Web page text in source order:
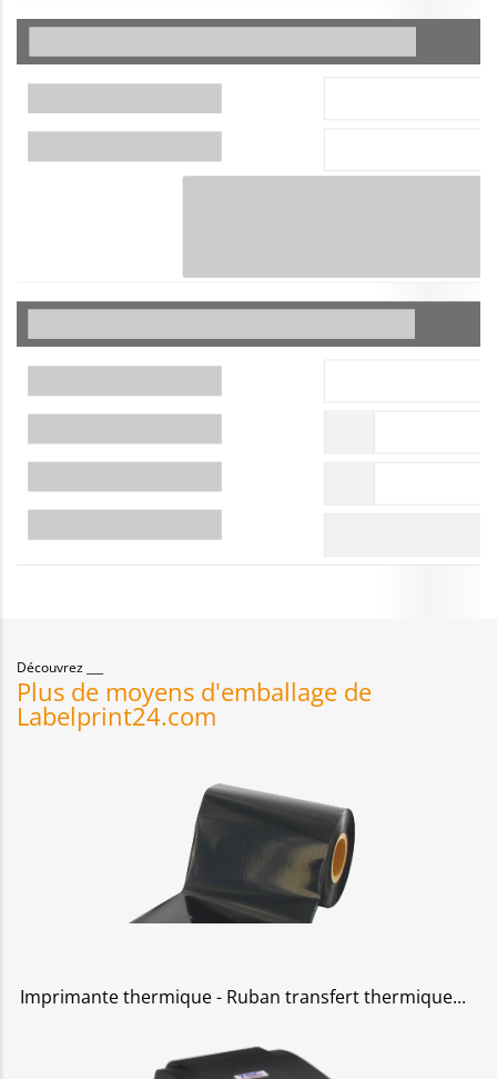
Découvrez
Plus de moyens d'emballage de
Labelprint24.com
Imprimante thermique - Ruban transfert thermique